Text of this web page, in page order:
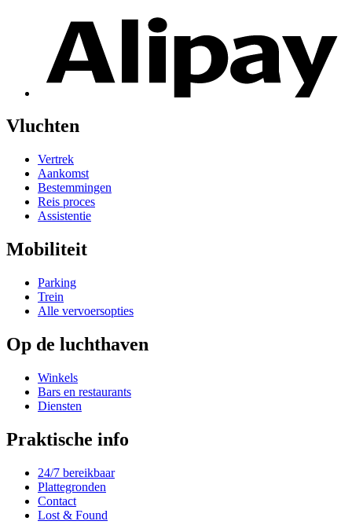
Vluchten
Vertrek
Aankomst
Bestemmingen
Reis proces
Assistentie
Mobiliteit
Parking
Trein
Alle vervoersopties
Op de luchthaven
Winkels
Bars en restaurants
Diensten
Praktische info
24/7 bereikbaar
Plattegronden
Contact
Lost & Found